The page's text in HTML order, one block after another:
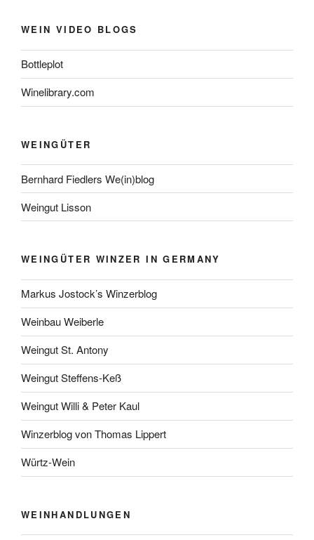
WEIN VIDEO BLOGS
Bottleplot
Winelibrary.com
WEINGÜTER
Bernhard Fiedlers We(in)blog
Weingut Lisson
WEINGÜTER WINZER IN GERMANY
Markus Jostock’s Winzerblog
Weinbau Weiberle
Weingut St. Antony
Weingut Steffens-Keß
Weingut Willi & Peter Kaul
Winzerblog von Thomas Lippert
Würtz-Wein
WEINHANDLUNGEN